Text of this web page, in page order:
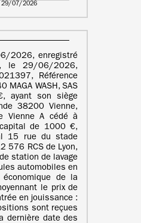
29/07/2026
2026, enregistré
le 29/06/2026,
Référence
WASH, SAS
ayant son siège
38200 Vienne,
Vienne A cédé à
capital de 1000 €,
15 rue du stade
576 RCS de Lyon,
station de lavage
automobiles en
de la
le prix de
en jouissance :
sont reçues
dernière date des